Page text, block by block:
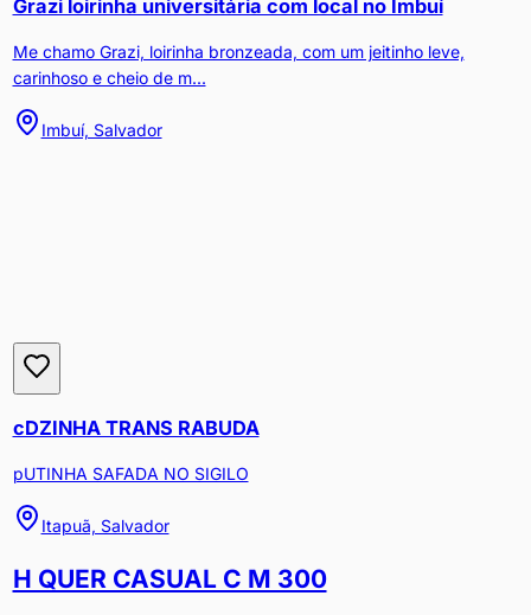
Grazi loirinha universitária com local no Imbuí
Me chamo Grazi, loirinha bronzeada, com um jeitinho leve,
carinhoso e cheio de m...
Imbuí, Salvador
cDZINHA TRANS RABUDA
pUTINHA SAFADA NO SIGILO
Itapuã, Salvador
H QUER CASUAL C M 300